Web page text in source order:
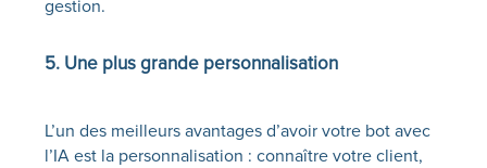
gestion. ‍
5. Une plus grande personnalisation
L’un des meilleurs avantages d’avoir votre bot avec
l’IAest la personnalisation : connaître votre client,